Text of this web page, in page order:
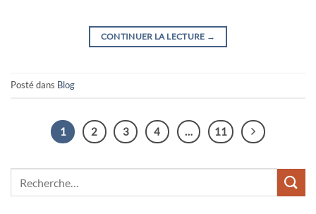
CONTINUER LA LECTURE →
Posté dans Blog
1 2 3 4 … 11